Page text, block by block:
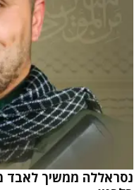
נסראללה ממשיך לאבד